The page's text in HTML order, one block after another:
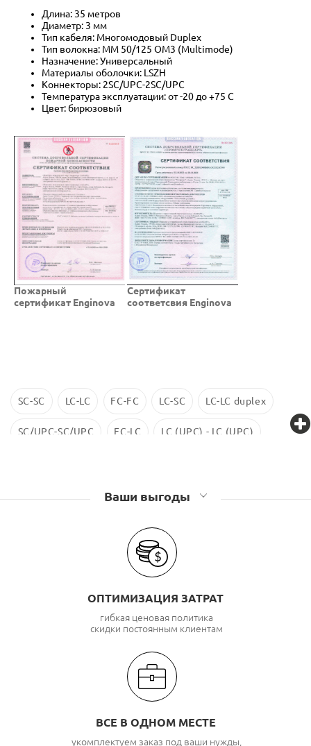
Длина: 35 метров
Диаметр: 3 мм
Тип кабеля: Многомодовый Duplex
Тип волокна: MM 50/125 OM3 (Multimode)
Назначение: Универсальный
Материалы оболочки: LSZH
Коннекторы: 2SC/UPC-2SC/UPC
Температура эксплуатации: от -20 до +75 C
Цвет: бирюзовый
Пожарный
сертификат Enginova
Cертификат
соответсвия Enginova
SC-SC LC-LC FC-FC LC-SC LC-LC duplex
SC/UPC-SC/UPC FC-LC LC (UPC) - LC (UPC)
Ваши выгоды
ОПТИМИЗАЦИЯ ЗАТРАТ
гибкая ценовая политика
скидки постоянным клиентам
ВСЕ В ОДНОМ МЕСТЕ
укомплектуем заказ под ваши нужды,